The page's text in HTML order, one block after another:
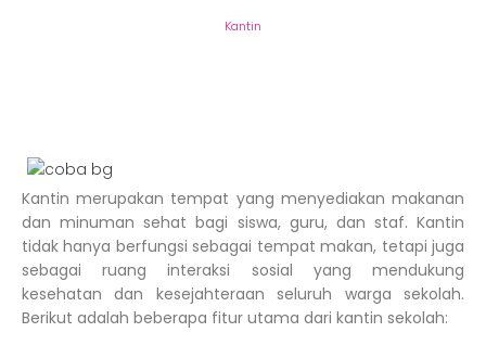
Kantin
Kantin merupakan tempat yang menyediakan makanan
dan minuman sehat bagi siswa, guru, dan staf. Kantin
tidak hanya berfungsi sebagai tempat makan, tetapi juga
sebagai ruang interaksi sosial yang mendukung
kesehatan dan kesejahteraan seluruh warga sekolah.
Berikut adalah beberapa fitur utama dari kantin sekolah: